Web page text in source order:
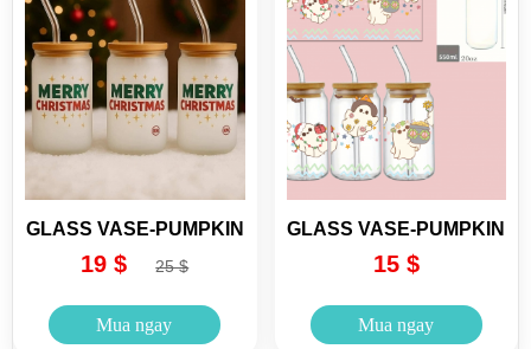
GLASS VASE-PUMPKIN
19 $ 25 $
Mua ngay
GLASS VASE-PUMPKIN
15 $
Mua ngay